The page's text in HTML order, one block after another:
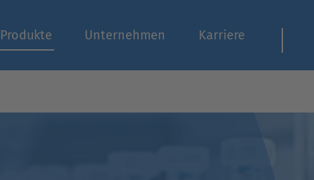
Produkte Unternehmen Karriere